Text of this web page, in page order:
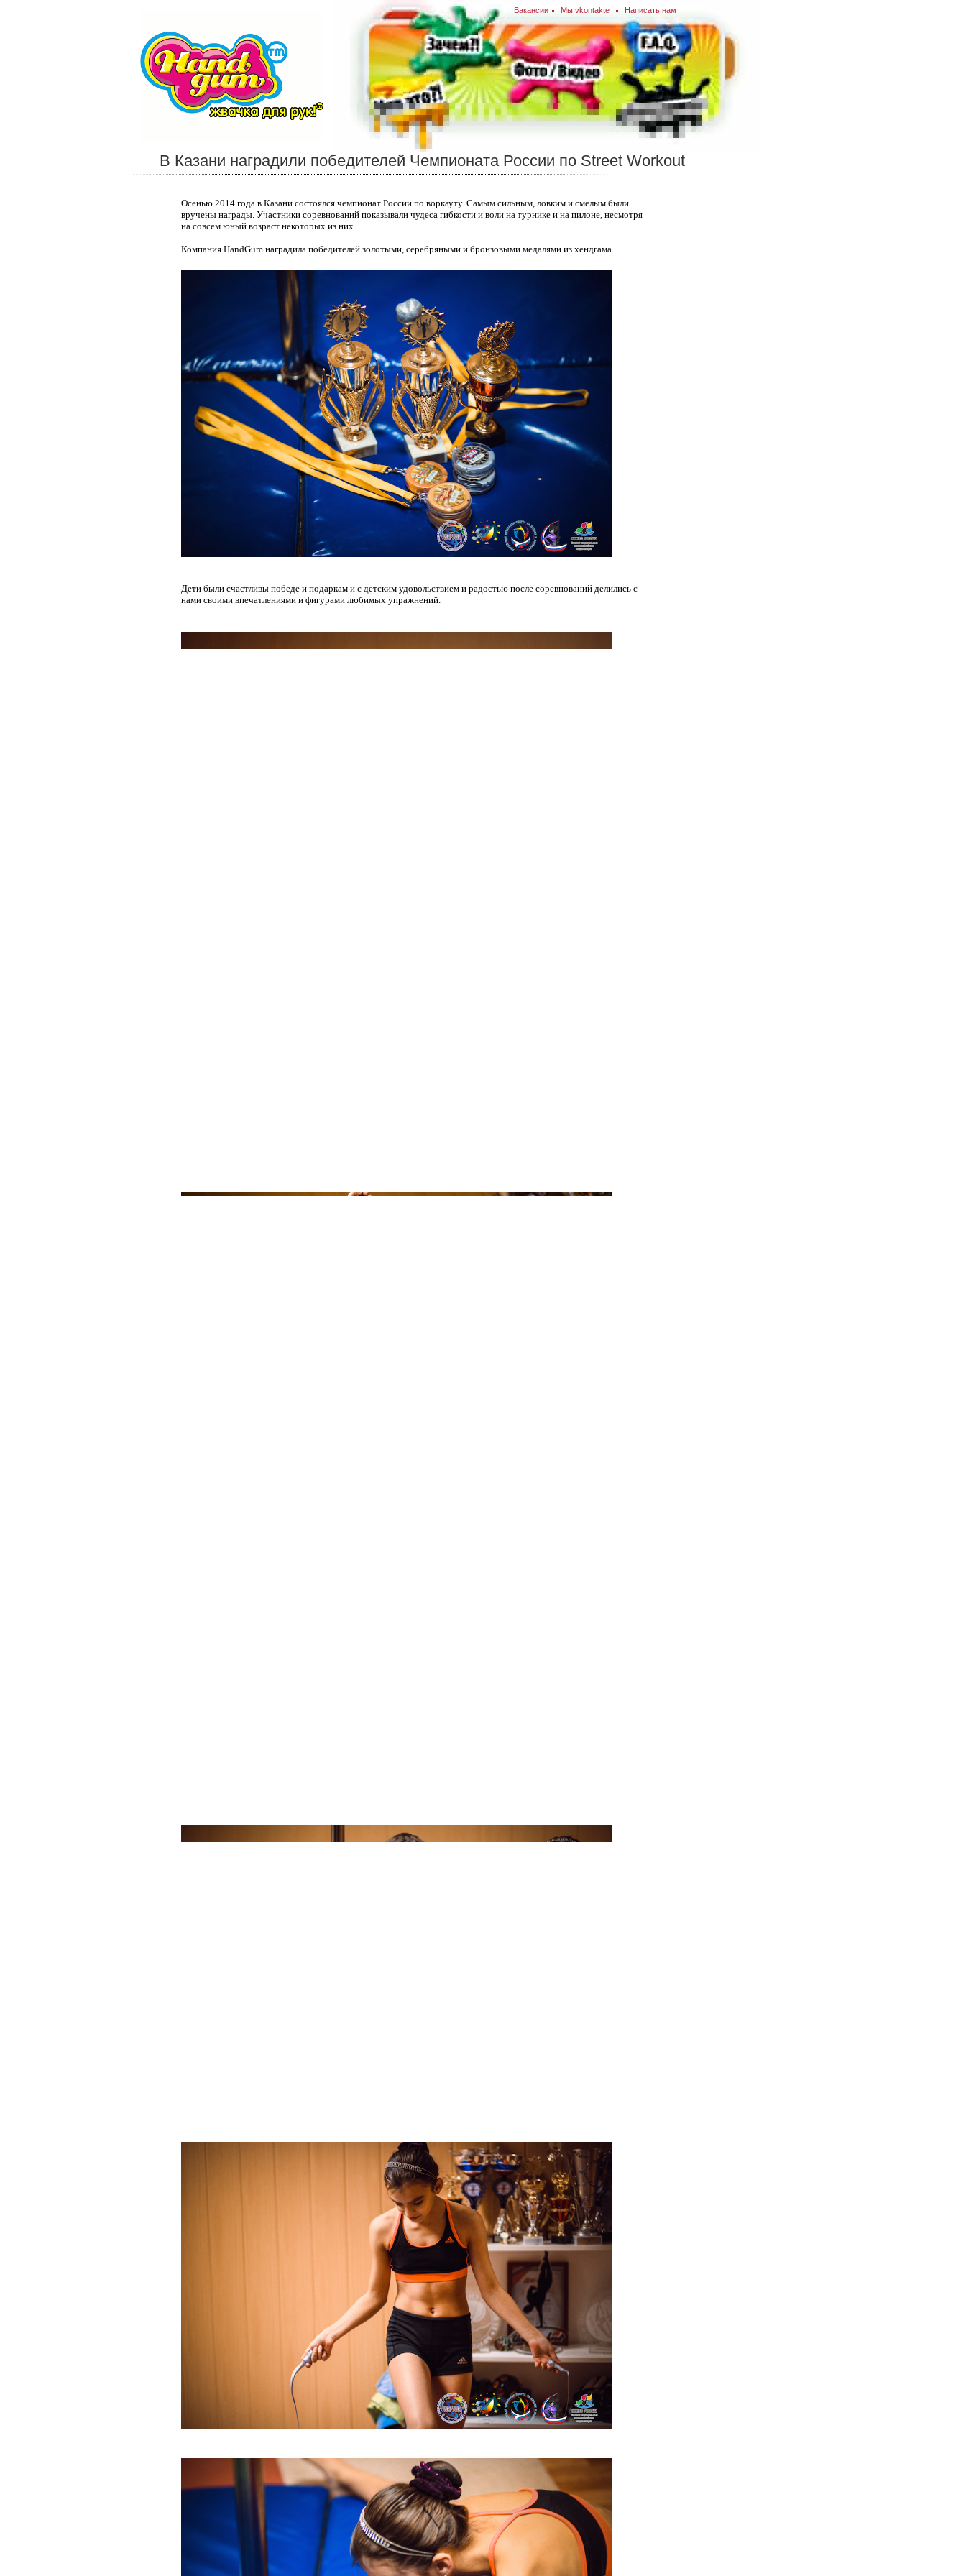
Вакансии Мы vkontakte Написать нам
В Казани наградили победителей Чемпионата России по Street Workout
Осенью 2014 года в Казани состоялся чемпионат России по воркауту. Самым сильным, ловким и смелым были
вручены награды. Участники соревнований показывали чудеса гибкости и воли на турнике и на пилоне, несмотря
на совсем юный возраст некоторых из них.
Компания HandGum наградила победителей золотыми, серебряными и бронзовыми медалями из хендгама.
Дети были счастливы победе и подаркам и с детским удовольствием и радостью после соревнований делились с
нами своими впечатлениями и фигурами любимых упражнений.